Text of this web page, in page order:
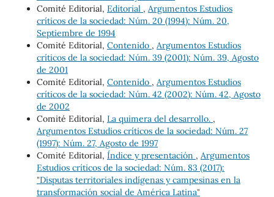
Comité Editorial, Editorial , Argumentos Estudios
críticos de la sociedad: Núm. 20 (1994): Núm. 20,
Septiembre de 1994
Comité Editorial, Contenido , Argumentos Estudios
críticos de la sociedad: Núm. 39 (2001): Núm. 39, Agosto
de 2001
Comité Editorial, Contenido , Argumentos Estudios
críticos de la sociedad: Núm. 42 (2002): Núm. 42, Agosto
de 2002
Comité Editorial, La quimera del desarrollo. ,
Argumentos Estudios críticos de la sociedad: Núm. 27
(1997): Núm. 27, Agosto de 1997
Comité Editorial, Índice y presentación , Argumentos
Estudios críticos de la sociedad: Núm. 83 (2017):
"Disputas territoriales indígenas y campesinas en la
transformación social de América Latina"